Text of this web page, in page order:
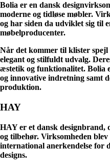
Bolia er en dansk
moderne og tidløse møbler.
og har siden da udviklet sig til
møbelproducenter.
Når det kommer til klister
elegant og stilfuldt udvalg.
æstetik og funktionalitet. Bolia
og innovative indretning samt
produktion.
HAY
HAY er et dansk designbrand,
og tilbehør. Virksomheden
international anerkendelse for
designs.